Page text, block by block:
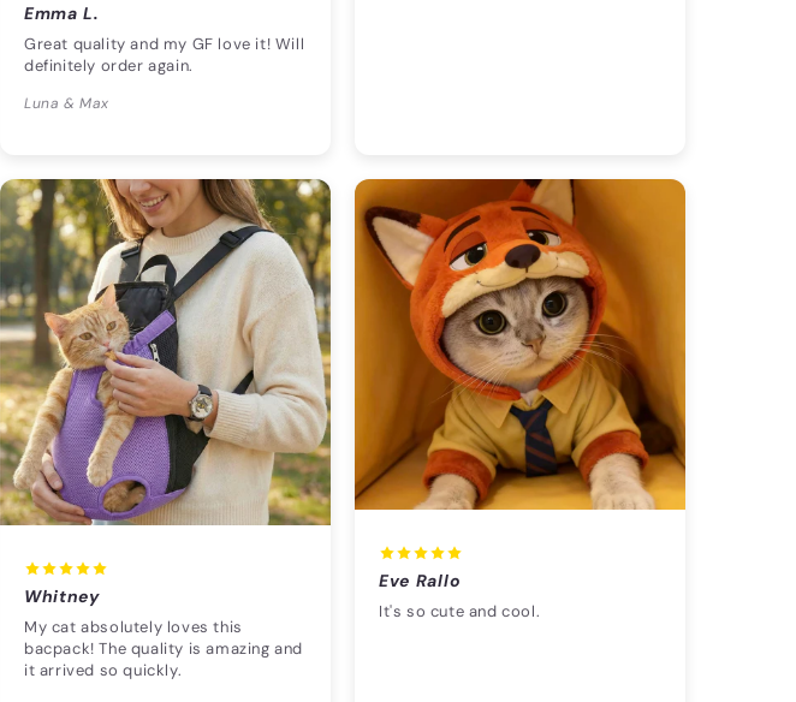
Emma L.
Great quality and my GF love it! Will
definitely order again.
Luna & Max
Whitney
My cat absolutely loves this
bacpack! The quality is amazing and
it arrived so quickly.
Eve Rallo
It's so cute and cool.